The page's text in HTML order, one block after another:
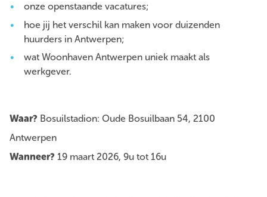
onze openstaande vacatures;
hoe jij het verschil kan maken voor duizenden
huurders in Antwerpen;
wat Woonhaven Antwerpen uniek maakt als
werkgever.
Waar? Bosuilstadion: Oude Bosuilbaan 54, 2100
Antwerpen
Wanneer? 19 maart 2026, 9u tot 16u